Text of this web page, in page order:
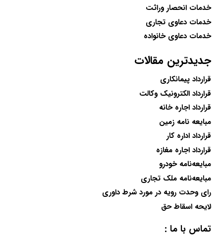
خدمات انحصار وراثت
خدمات دعاوی تجاری
خدمات دعاوی خانواده
جدیدترین مقالات
قرارداد پیمانکاری
قرارداد الکترونیک وکالت
قرارداد اجاره خانه
مبایعه نامه زمین
قرارداد اداره کار
قرارداد اجاره مغازه
مبایعه‌نامه خودرو
مبایعه‌نامه ملک تجاری
رای وحدت رویه در مورد شرط داوری
لایحه اسقاط حق
تماس با ما :